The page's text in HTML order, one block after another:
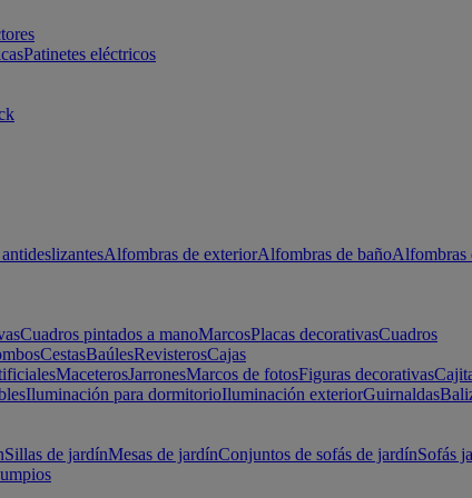
Patinetes eléctricos
Alfombras de exteriorAlfombras de bañoAlfombras
Cuadros pintados a manoMarcosPlacas decorativasCuadros
CestasBaúlesRevisterosCajas
MaceterosJarronesMarcos de fotosFiguras decorativas
Iluminación para dormitorioIluminación exteriorGuirnaldas
Sillas de jardínMesas de jardínConjuntos de sofás de jardínSofás